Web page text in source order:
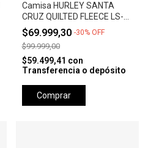
Camisa HURLEY SANTA
CRUZ QUILTED FLEECE LS-
BLUE
$69.999,30 -30% OFF
$99.999,00
$59.499,41 con
Transferencia o depósito
Comprar